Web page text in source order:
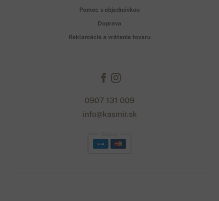
Pomoc s objednávkou
Doprava
Reklamácie a vrátenie tovaru
0907 131 009
info@kasmir.sk